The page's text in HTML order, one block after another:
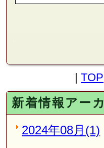
| TOP
新着情報アー
2024年08月(1)